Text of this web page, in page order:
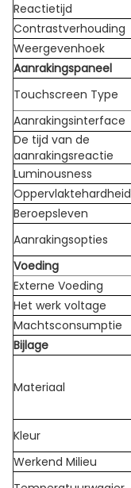
Reactietijd
Contrastverhouding
Weergevenhoek
Aanrakingspaneel
Touchscreen Type
Aanrakingsinterface
De tijd van de
aanrakingsreactie
Luminousness
Oppervlaktehardheid
Beroepsleven
Aanrakingsopties
Voeding
Externe Voeding
Het werk voltage
Machtsconsumptie
Bijlage
Materiaal
Kleur
Werkend Milieu